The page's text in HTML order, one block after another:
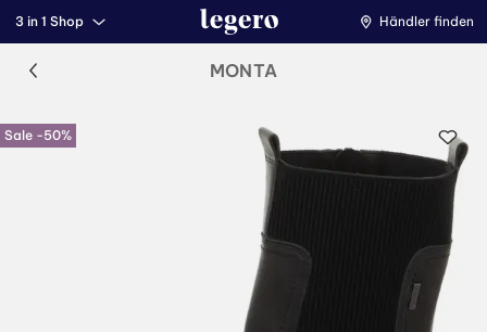
3 in 1 Shop Händler finden
MONTA
Sale -50%